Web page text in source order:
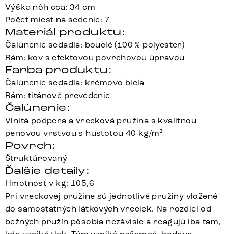
Výška nôh cca: 34 cm
Počet miest na sedenie: 7
Materiál produktu:
Čalúnenie sedadla: bouclé (100 % polyester)
Rám: kov s efektovou povrchovou úpravou
Farba produktu:
Čalúnenie sedadla: krémovo biela
Rám: titánové prevedenie
Čalúnenie:
Vlnitá podpera a vrecková pružina s kvalitnou
penovou vrstvou s hustotou 40 kg/m³
Povrch:
Štruktúrovaný
Ďalšie detaily:
Hmotnosť v kg: 105,6
Pri vreckovej pružine sú jednotlivé pružiny vložené
do samostatných látkových vreciek. Na rozdiel od
bežných pružín pôsobia nezávisle a reagujú iba tam,